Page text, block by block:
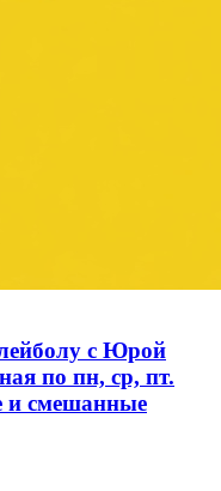
с Юрой
по пн, ср, пт.
и смешанные